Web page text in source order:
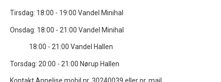
Tirsdag: 18:00 - 19:00 Vandel Minihal
Onsdag: 18:00 - 21:00 Vandel Minihal
18:00 - 21:00 Vandel Hallen
Torsdag: 20:00 - 21:00 Nørup Hallen